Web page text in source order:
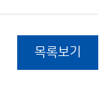
목록보기